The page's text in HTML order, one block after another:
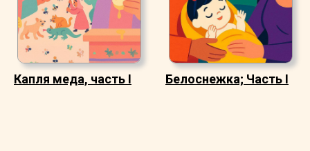
Капля меда, часть I Белоснежка; Часть I